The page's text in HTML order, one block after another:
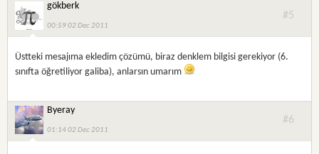
gökberk
00:59 02 Dec 2011
#5
Üstteki mesajıma ekledim çözümü, biraz denklem bilgisi gerekiyor (6.
sınıfta öğretiliyor galiba), anlarsın umarım
Byeray
01:14 02 Dec 2011
#6